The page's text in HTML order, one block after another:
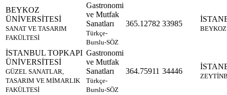
BEYKOZ
ÜNİVERSİTESİ
SANAT VE TASARIM
FAKÜLTESİ
Gastronomi
ve Mutfak
Sanatları
Türkçe-
Burslu-SÖZ
365.12782 33985
BEYKOZ
İSTANBUL TOPKAPI
ÜNİVERSİTESİ
GÜZEL SANATLAR,
TASARIM VE MİMARLIK
FAKÜLTESİ
Gastronomi
ve Mutfak
Sanatları
Türkçe-
Burslu-SÖZ
364.75911 34446